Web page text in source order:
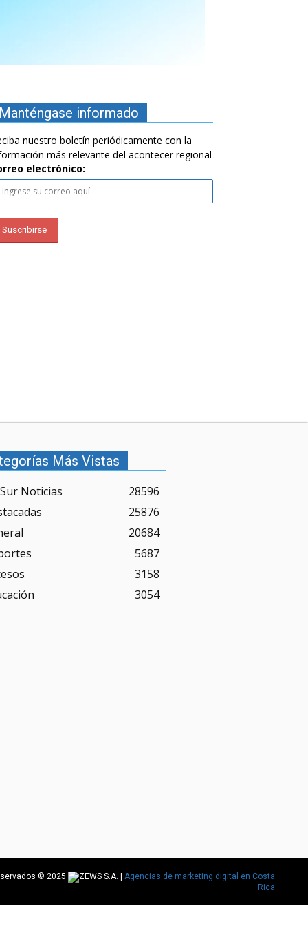
informado
nuestro boletín periódicamente con la
más relevante del acontecer regional
electrónico:
Más Vistas
Noticias
28596
25876
20684
5687
3158
3054
© 2025
Agencias de marketing digital en Costa
Rica